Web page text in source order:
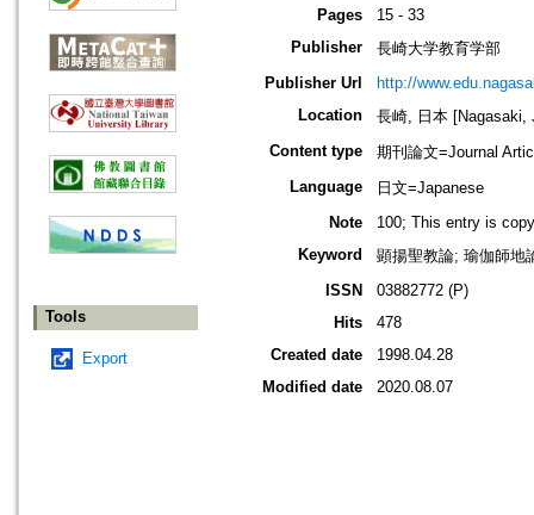
Tools
Export
Pages
15 - 33
Publisher
長崎大学教育学部
Publisher Url
http://
Location
長崎, 日本 [Nagasaki,
Content type
期刊論文=Journal
Language
日文=Japanese
Note
100; This entry is
Keyword
顕揚聖教論; 瑜伽師地
ISSN
03882772 (P)
Hits
478
Created date
1998.04.28
Modified date
2020.08.07